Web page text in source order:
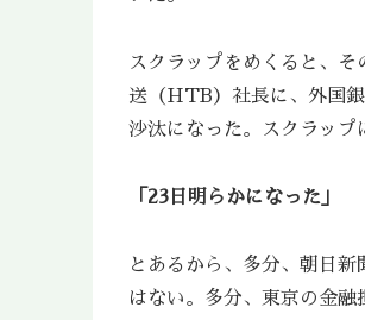
スクラップをめくると、
送（HTB）社長に、外国
沙汰になった。スクラップ
「23日明らかになった」
とあるから、多分、朝日
はない。多分、東京の金